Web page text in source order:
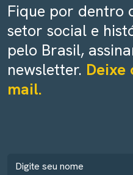
Fique por dentro
setor social e
pelo Brasil,
newsletter. Deixe
mail.